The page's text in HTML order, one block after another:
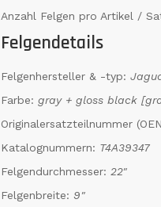
Anzahl Felgen pro Artikel /
Felgendetails
Felgenhersteller & -typ:
Farbe: gray + gloss black
Originalersatzteilnummer
Katalognummern: T4A39347
Felgendurchmesser: 22"
Felgenbreite: 9"